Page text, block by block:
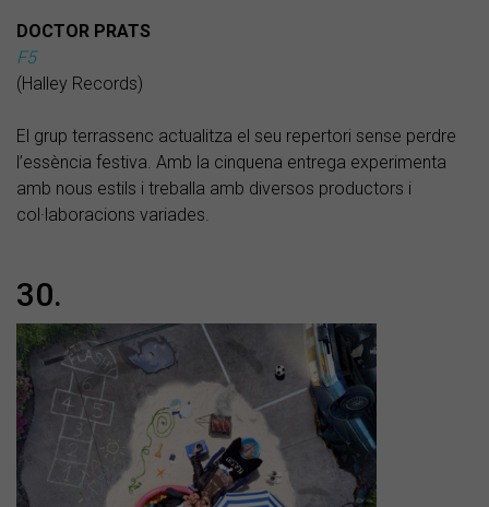
DOCTOR PRATS
F5
(Halley Records)
El grup terrassenc actualitza el seu repertori sense perdre
l’essència festiva. Amb la cinquena entrega experimenta
amb nous estils i treballa amb diversos productors i
col·laboracions variades.
30.